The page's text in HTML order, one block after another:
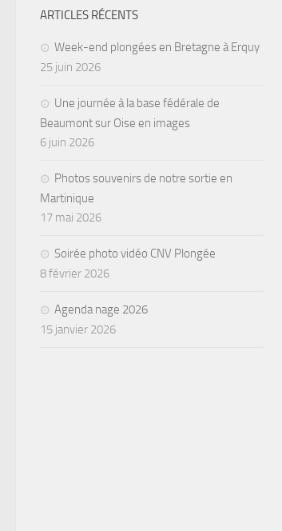
ARTICLES RÉCENTS
Week-end plongées en Bretagne à Erquy
25 juin 2026
Une journée à la base fédérale de
Beaumont sur Oise en images
6 juin 2026
Photos souvenirs de notre sortie en
Martinique
17 mai 2026
Soirée photo vidéo CNV Plongée
8 février 2026
Agenda nage 2026
15 janvier 2026